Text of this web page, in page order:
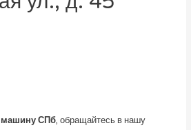
машину СПб, обращайтесь в нашу